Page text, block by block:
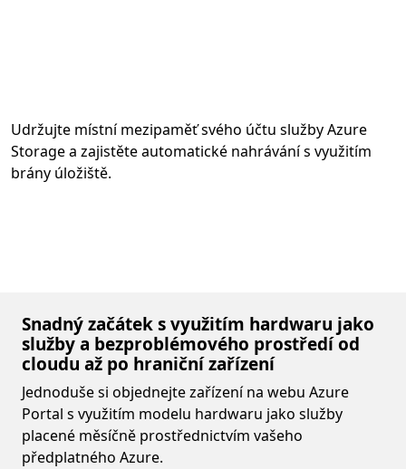
Udržujte místní mezipaměť svého účtu služby Azure
Storage a zajistěte automatické nahrávání s využitím
brány úložiště.
Snadný začátek s využitím hardwaru jako
služby a bezproblémového prostředí od
cloudu až po hraniční zařízení
Jednoduše si objednejte zařízení na webu Azure
Portal s využitím modelu hardwaru jako služby
placené měsíčně prostřednictvím vašeho
předplatného Azure.